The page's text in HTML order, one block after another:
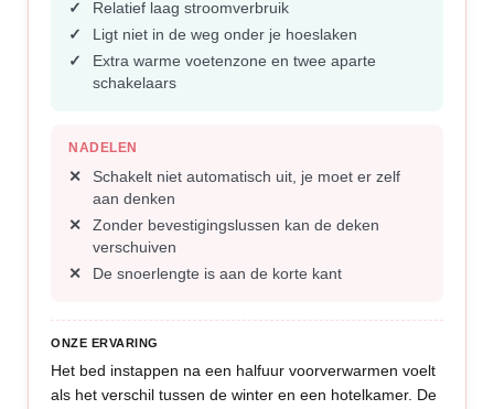
Relatief laag stroomverbruik
Ligt niet in de weg onder je hoeslaken
Extra warme voetenzone en twee aparte
schakelaars
NADELEN
Schakelt niet automatisch uit, je moet er zelf
aan denken
Zonder bevestigingslussen kan de deken
verschuiven
De snoerlengte is aan de korte kant
ONZE ERVARING
Het bed instappen na een halfuur voorverwarmen voelt
als het verschil tussen de winter en een hotelkamer. De